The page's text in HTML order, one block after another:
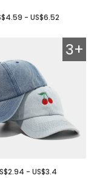
- US$6.52
3+
- US$3.4